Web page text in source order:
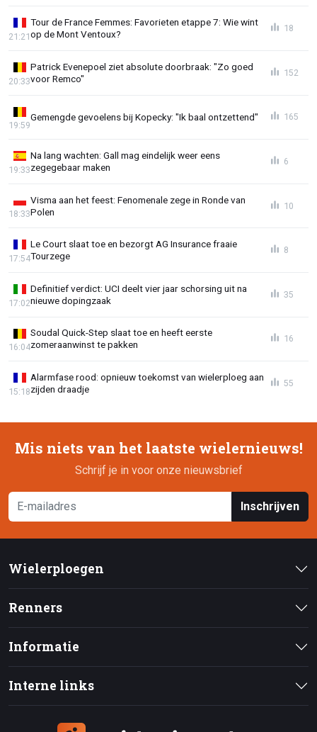
Tour de France Femmes: Favorieten etappe 7: Wie wint
op de Mont Ventoux?
21:21
18
Patrick Evenepoel ziet absolute doorbraak: "Zo goed
voor Remco"
20:33
152
Gemengde gevoelens bij Kopecky: "Ik baal ontzettend"
19:59
165
Na lang wachten: Gall mag eindelijk weer eens
zegegebaar maken
19:33
6
Visma aan het feest: Fenomenale zege in Ronde van
Polen
18:33
10
Le Court slaat toe en bezorgt AG Insurance fraaie
Tourzege
17:54
8
Definitief verdict: UCI deelt vier jaar schorsing uit na
nieuwe dopingzaak
17:02
35
Soudal Quick-Step slaat toe en heeft eerste
zomeraanwinst te pakken
16:04
16
Alarmfase rood: opnieuw toekomst van wielerploeg aan
zijden draadje
15:18
55
Mis niets van het laatste wielernieuws!
Schrijf je in voor onze nieuwsbrief
Inschrijven
Wielerploegen
Renners
Informatie
Interne links